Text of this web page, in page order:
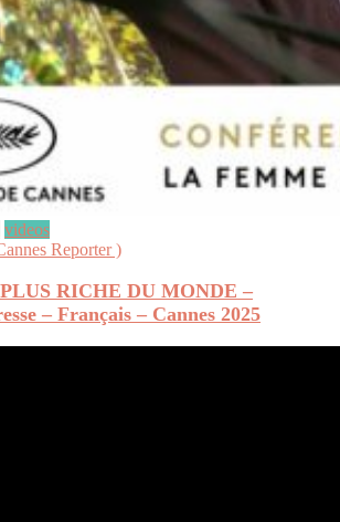
videos
Reporter )
RICHE DU MONDE –
– Français – Cannes 2025